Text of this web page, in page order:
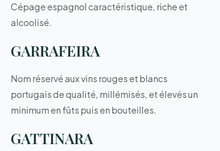
Cépage espagnol caractéristique, riche et
alcoolisé.
GARRAFEIRA
Nom réservé aux vins rouges et blancs
portugais de qualité, millémisés, et élevés un
minimum en fûts puis en bouteilles.
GATTINARA